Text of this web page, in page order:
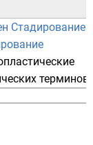
Стадирование
терминов